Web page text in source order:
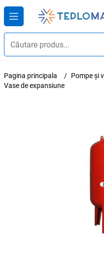
Pagina principala
Pompe și
Vase de expansiune